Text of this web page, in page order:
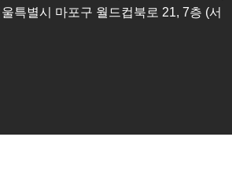
특별시 마포구 월드컵북로 21, 7층 (서